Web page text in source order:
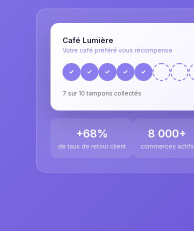
Café Lumière
Votre café préféré vous récompense
7 sur 10 tampons collectés
+68%
de taux de retour client
8 000+
commerces actifs